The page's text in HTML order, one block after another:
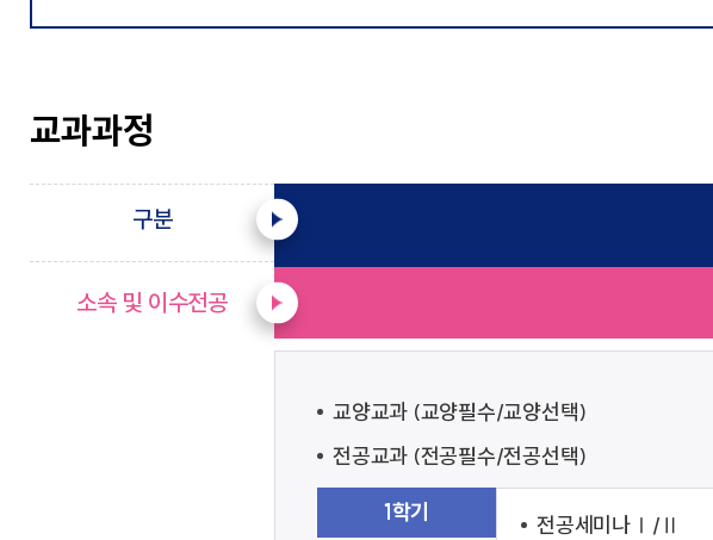
교과과정
구분
소속 및 이수전공
교양교과 (교양필수/교양선택)
전공교과 (전공필수/전공선택)
1학기
전공세미나Ⅰ/Ⅱ